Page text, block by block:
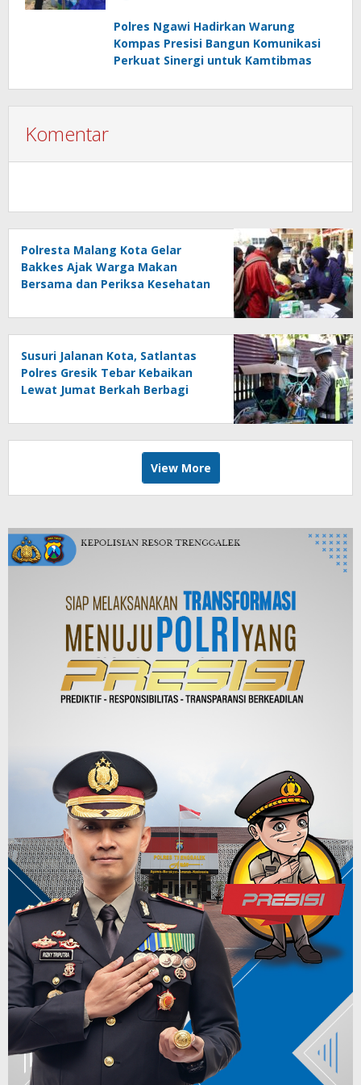
Polres Ngawi Hadirkan Warung
Kompas Presisi Bangun Komunikasi
Perkuat Sinergi untuk Kamtibmas
Komentar
Polresta Malang Kota Gelar
Bakkes Ajak Warga Makan
Bersama dan Periksa Kesehatan
Susuri Jalanan Kota, Satlantas
Polres Gresik Tebar Kebaikan
Lewat Jumat Berkah Berbagi
View More